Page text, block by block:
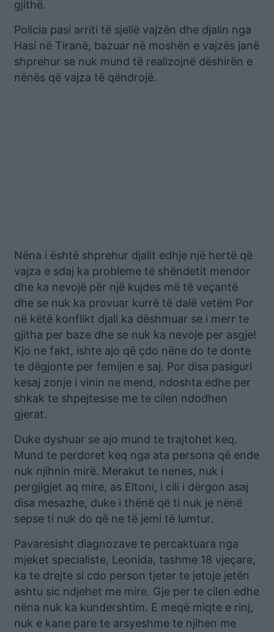
gjithë.
Policia pasi arriti të sjellë vajzën dhe djalin nga
Hasi në Tiranë, bazuar në moshën e vajzës janë
shprehur se nuk mund të realizojnë dëshirën e
nënës që vajza të qëndrojë.
Nëna i është shprehur djalit edhje një hertë që
vajza e sdaj ka probleme të shëndetit mendor
dhe ka nevojë për një kujdes më të veçantë
dhe se nuk ka provuar kurrë të dalë vetëm Por
në këtë konflikt djali ka dëshmuar se i merr te
gjitha per baze dhe se nuk ka nevoje per asgje!
Kjo ne fakt, ishte ajo që çdo nëne do te donte
te dëgjonte per femijen e saj. Por disa pasiguri
kesaj zonje i vinin ne mend, ndoshta edhe per
shkak te shpejtesise me te cilen ndodhen
gjerat.
Duke dyshuar se ajo mund te trajtohet keq.
Mund te perdoret keq nga ata persona që ende
nuk njihnin mirë. Merakut te nenes, nuk i
pergjigjet aq mire, as Eltoni, i cili i dërgon asaj
disa mesazhe, duke i thënë që ti nuk je nënë
sepse ti nuk do që ne të jemi të lumtur.
Pavaresisht diagnozave te percaktuara nga
mjeket specialiste, Leonida, tashme 18 vjeçare,
ka te drejte si cdo person tjeter te jetoje jetën
ashtu sic ndjehet me mire. Gje per te cilen edhe
nëna nuk ka kundershtim. E meqë miqte e rinj,
nuk e kane pare te arsyeshme te njihen me